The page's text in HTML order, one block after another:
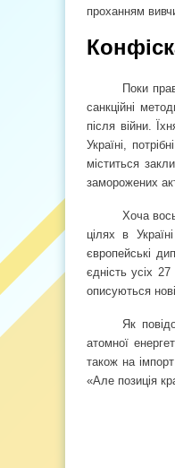
проханням
Поки
санкційні
після війни.
Україні,
міститься
заморожених
Хоча
цілях в
європейські
єдність усіх
описуються
Як
атомної
також на
«Але позиція